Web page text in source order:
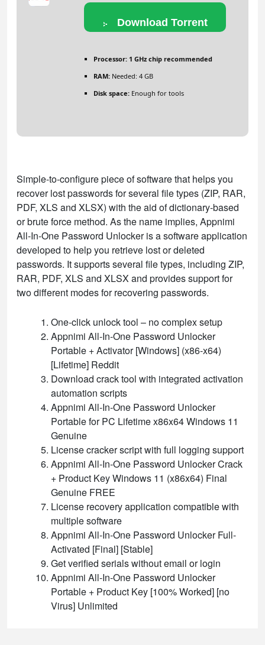
Download Torrent
Processor: 1 GHz chip recommended
RAM: Needed: 4 GB
Disk space: Enough for tools
Simple-to-configure piece of software that helps you
recover lost passwords for several file types (ZIP, RAR,
PDF, XLS and XLSX) with the aid of dictionary-based
or brute force method. As the name implies, Appnimi
All-In-One Password Unlocker is a software application
developed to help you retrieve lost or deleted
passwords. It supports several file types, including ZIP,
RAR, PDF, XLS and XLSX and provides support for
two different modes for recovering passwords.
One-click unlock tool – no complex setup
Appnimi All-In-One Password Unlocker
Portable + Activator [Windows] (x86-x64)
[Lifetime] Reddit
Download crack tool with integrated activation
automation scripts
Appnimi All-In-One Password Unlocker
Portable for PC Lifetime x86x64 Windows 11
Genuine
License cracker script with full logging support
Appnimi All-In-One Password Unlocker Crack
+ Product Key Windows 11 (x86x64) Final
Genuine FREE
License recovery application compatible with
multiple software
Appnimi All-In-One Password Unlocker Full-
Activated [Final] [Stable]
Get verified serials without email or login
Appnimi All-In-One Password Unlocker
Portable + Product Key [100% Worked] [no
Virus] Unlimited